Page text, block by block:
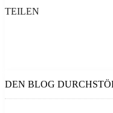
TEILEN
DEN BLOG